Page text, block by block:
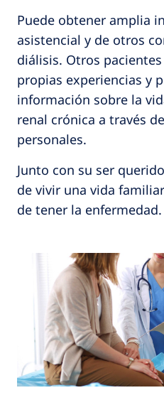
Puede obtener amplia
asistencial y de otros
diálisis. Otros
propias experiencias y
información sobre la
renal crónica a través
personales.
Junto con su ser
de vivir una vida
de tener la enfermedad.